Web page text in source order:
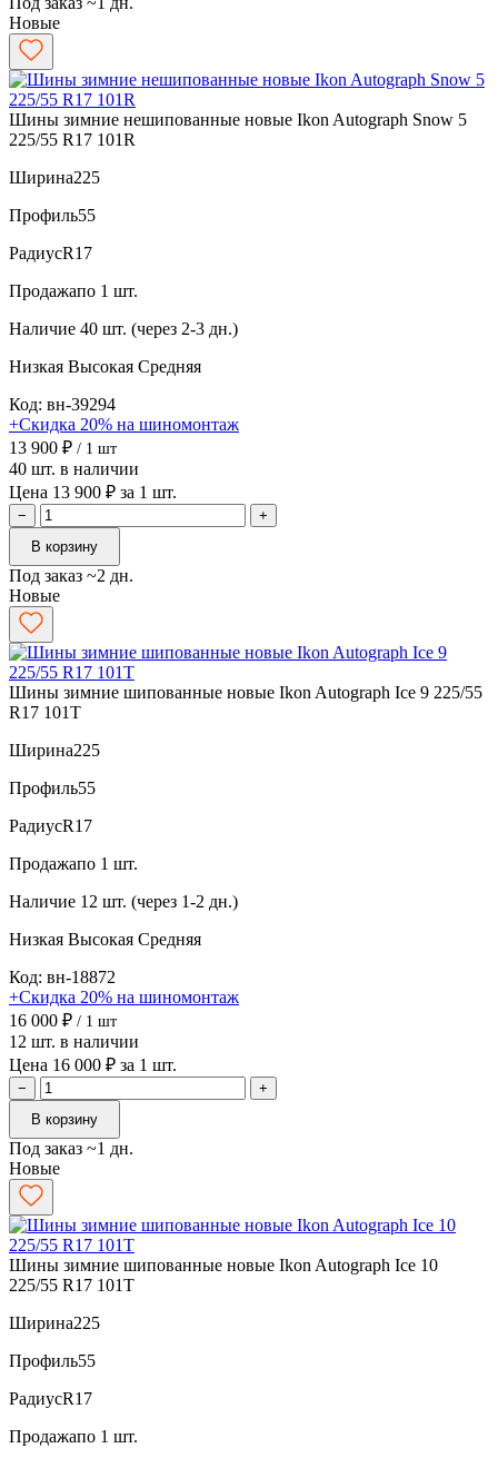
Новые
Шины зимние нешипованные новые Ikon Autograph Snow 5
225/55 R17 101R
Ширина225
Профиль55
РадиусR17
Продажапо 1 шт.
Наличие 40 шт. (через 2-3 дн.)
Низкая Высокая Средняя
Код: вн-39294
+Скидка 20% на шиномонтаж
13 900 ₽ / 1 шт
40 шт. в наличии
Цена 13 900 ₽ за 1 шт.
−
+
В корзину
Под заказ ~2 дн.
Новые
Шины зимние шипованные новые Ikon Autograph Ice 9 225/55
R17 101T
Ширина225
Профиль55
РадиусR17
Продажапо 1 шт.
Наличие 12 шт. (через 1-2 дн.)
Низкая Высокая Средняя
Код: вн-18872
+Скидка 20% на шиномонтаж
16 000 ₽ / 1 шт
12 шт. в наличии
Цена 16 000 ₽ за 1 шт.
−
+
В корзину
Под заказ ~1 дн.
Новые
Шины зимние шипованные новые Ikon Autograph Ice 10
225/55 R17 101T
Ширина225
Профиль55
РадиусR17
Продажапо 1 шт.